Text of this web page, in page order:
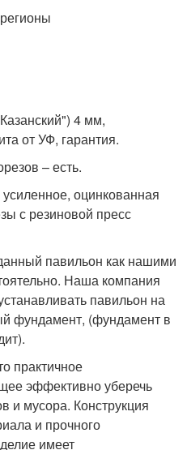
4 мм,
от УФ, гарантия.
– есть.
оцинкованная
с резиновой пресс
павильон как нашими
Наша компания
павильон на
фундамент, (фундамент в
практичное
эффективно уберечь
и мусора. Конструкция
и прочного
имеет